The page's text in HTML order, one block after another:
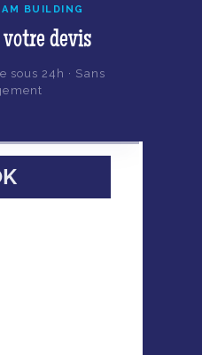
BUILDING
votre devis
sous 24h · Sans